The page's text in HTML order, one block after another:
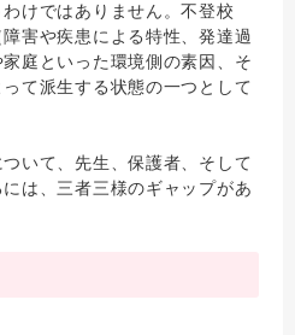
けではありません。不登校
害や疾患による特性、発達過
庭といった環境側の素因、そ
て派生する状態の一つとして
いて、先生、保護者、そして
は、三者三様のギャップがあ